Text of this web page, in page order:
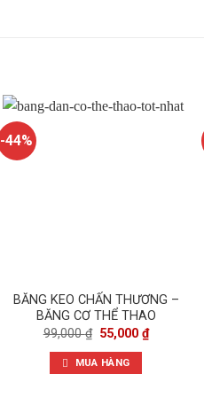
-44%
BĂNG KEO CHẤN THƯƠNG –
BĂNG CƠ THỂ THAO
99,000₫ Giá
gốc
là:
99,000 ₫.
55,000₫Giá
hiện
MUA HÀNG